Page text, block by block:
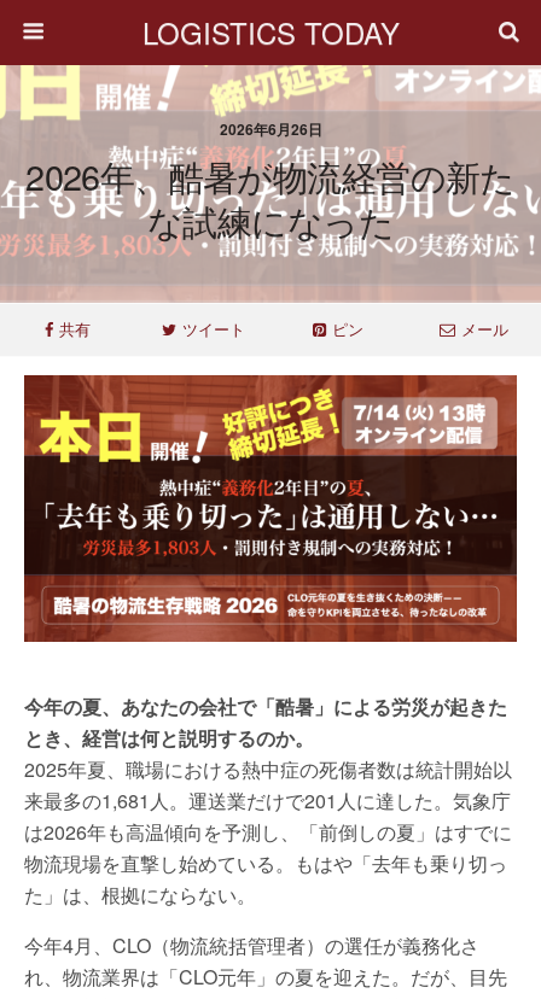
LOGISTICS TODAY
2026年6月26日
2026年、酷暑が物流経営の新た
な試練になった
共有 ツイート ピン メール
今年の夏、あなたの会社で「酷暑」による労災が起きた
とき、経営は何と説明するのか。
2025年夏、職場における熱中症の死傷者数は統計開始以
来最多の1,681人。運送業だけで201人に達した。気象庁
は2026年も高温傾向を予測し、「前倒しの夏」はすでに
物流現場を直撃し始めている。もはや「去年も乗り切っ
た」は、根拠にならない。
今年4月、CLO（物流統括管理者）の選任が義務化さ
れ、物流業界は「CLO元年」の夏を迎えた。だが、目先